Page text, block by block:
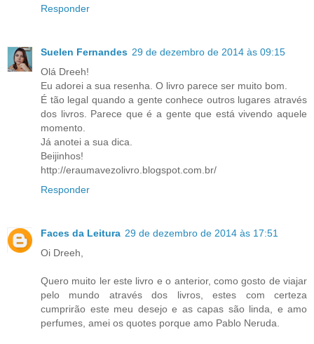
Responder
Suelen Fernandes 29 de dezembro de 2014 às 09:15
Olá Dreeh!
Eu adorei a sua resenha. O livro parece ser muito bom.
É tão legal quando a gente conhece outros lugares através
dos livros. Parece que é a gente que está vivendo aquele
momento.
Já anotei a sua dica.
Beijinhos!
http://eraumavezolivro.blogspot.com.br/
Responder
Faces da Leitura 29 de dezembro de 2014 às 17:51
Oi Dreeh,
Quero muito ler este livro e o anterior, como gosto de viajar
pelo mundo através dos livros, estes com certeza
cumprirão este meu desejo e as capas são linda, e amo
perfumes, amei os quotes porque amo Pablo Neruda.